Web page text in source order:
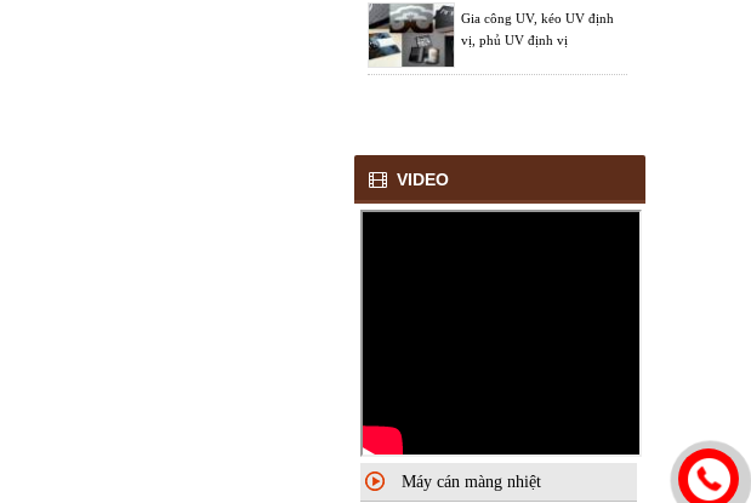
Gia công bồi bìa lịch
Gia công UV, kéo UV định
vị, phủ UV định vị
VIDEO
Máy cán màng nhiệt